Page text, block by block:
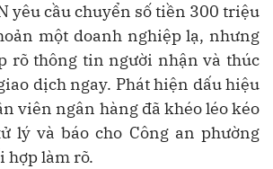
yêu cầu chuyển số tiền 300 triệu
một doanh nghiệp lạ, nhưng
rõ thông tin người nhận và thúc
dịch ngay. Phát hiện dấu hiệu
viên ngân hàng đã khéo léo kéo
lý và báo cho Công an phường
hợp làm rõ.